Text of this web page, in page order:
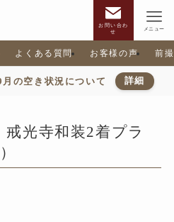
お問い合わ
せ
メニュー
よくある質問 お客様の声 前
月の空き状況について 詳細
戒光寺和装2着プラ